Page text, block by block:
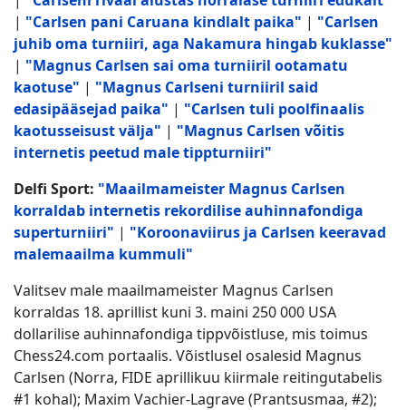
| "Carlsen pani Caruana kindlalt paika" | "Carlsen
juhib oma turniiri, aga Nakamura hingab kuklasse"
| "Magnus Carlsen sai oma turniiril ootamatu
kaotuse" | "Magnus Carlseni turniiril said
edasipääsejad paika" | "Carlsen tuli poolfinaalis
kaotusseisust välja" | "Magnus Carlsen võitis
internetis peetud male tippturniiri"
Delfi Sport: "Maailmameister Magnus Carlsen
korraldab internetis rekordilise auhinnafondiga
superturniiri" | "Koroonaviirus ja Carlsen keeravad
malemaailma kummuli"
Valitsev male maailmameister Magnus Carlsen
korraldas 18. aprillist kuni 3. maini 250 000 USA
dollarilise auhinnafondiga tippvõistluse, mis toimus
Chess24.com portaalis. Võistlusel osalesid Magnus
Carlsen (Norra, FIDE aprillikuu kiirmale reitingutabelis
#1 kohal); Maxim Vachier-Lagrave (Prantsusmaa, #2);